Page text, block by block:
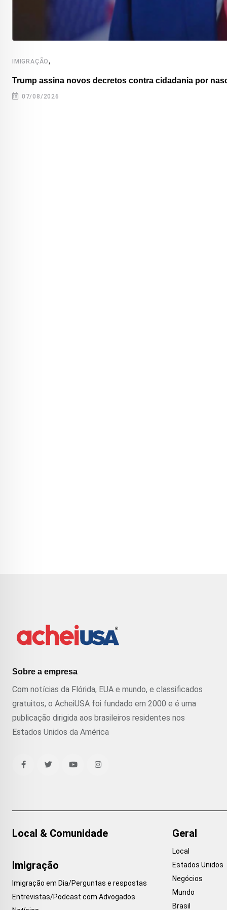
IMIGRAÇÃO ,
Trump assina novos decretos contra cidadania por
07/08/2026
Sobre a empresa
Com notícias da Flórida, EUA e mundo, e classificados
gratuitos, o AcheiUSA foi fundado em 2000 e é uma
publicação dirigida aos brasileiros residentes nos
Estados Unidos da América
Local & Comunidade
Imigração
Imigração em Dia/Perguntas e respostas
Entrevistas/Podcast com Advogados
Geral
Local
Estados Unidos
Negócios
Mundo
Brasil